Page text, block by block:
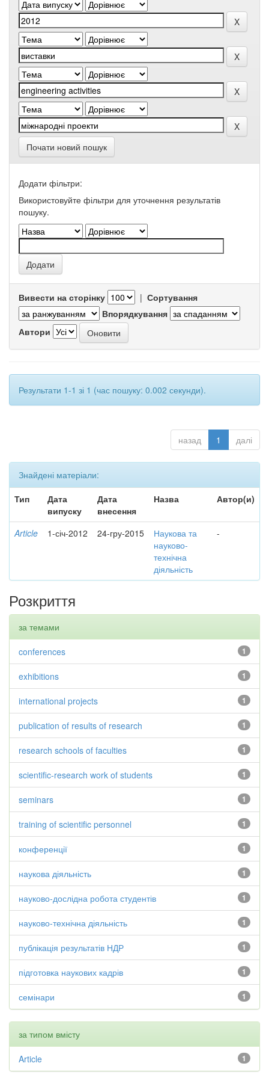
Почати новий пошук
Додати фільтри:
Використовуйте фільтри для уточнення результатів
пошуку.
Вивести на сторінку | Сортування
Впорядкування
Автори
Результати 1-1 зі 1 (час пошуку: 0.002 секунди).
назад 1 далі
Знайдені матеріали:
Тип
Дата
випуску
Дата
внесення
Назва Автор(и)
Article 1-січ-2012 24-гру-2015
Наукова та
науково-
технічна
діяльність
-
Розкриття
за темами
1
conferences
1
exhibitions
1
international projects
1
publication of results of research
1
research schools of faculties
1
scientific-research work of students
1
seminars
1
training of scientific personnel
1
конференції
1
наукова діяльність
1
науково-дослідна робота студентів
1
науково-технічна діяльність
1
публікація результатів НДР
1
підготовка наукових кадрів
1
семінари
за типом вмісту
1
Article